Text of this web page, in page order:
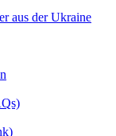
aus der Ukraine